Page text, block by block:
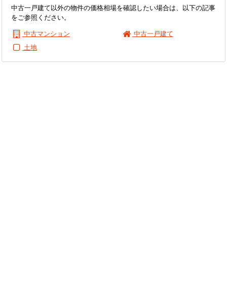
中古一戸建て以外の物件の価格相場を確認したい場合は、以下の記事
をご参照ください。
中古マンション
中古一戸建て
土地